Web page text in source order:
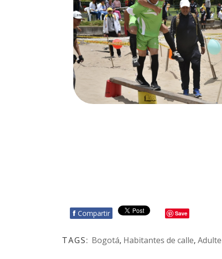
f Compartir Save
TAGS: Bogotá, Habitantes de calle,